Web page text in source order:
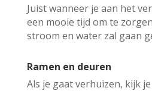
Juist wanneer je aan het
een mooie tijd om te
stroom en water zal gaan
Ramen en deuren
Als je gaat verhuizen, kijk